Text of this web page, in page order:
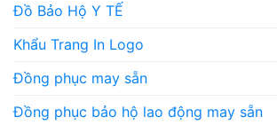
Đồ Bảo Hộ Y TẾ
Khẩu Trang In Logo
Đồng phục may sẵn
Đồng phục bảo hộ lao động may sẵn